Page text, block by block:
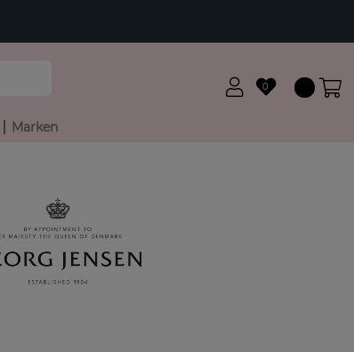
0
Marken